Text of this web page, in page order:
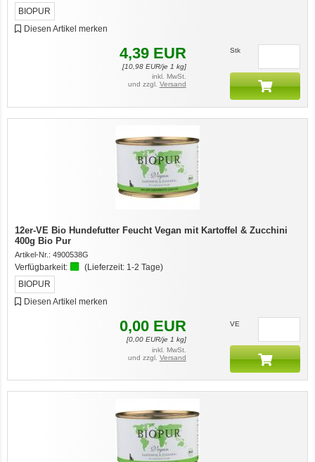
BIOPUR
Diesen Artikel merken
4,39 EUR
[10,98EUR/je 1 kg]
inkl. MwSt.
und zzgl. Versand
Stk
12er-VE Bio Hundefutter Feucht Vegan mit Kartoffel & Zucchini
400g Bio Pur
Artikel-Nr.: 4900538G
Verfügbarkeit: (Lieferzeit: 1-2 Tage)
BIOPUR
Diesen Artikel merken
0,00 EUR
[0,00EUR/je 1 kg]
inkl. MwSt.
und zzgl. Versand
VE